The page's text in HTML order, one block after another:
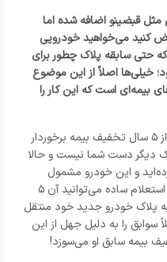
مثل قبضینو اضافه شده اما
کنید می‌خواهید خودرویی
حتی سابقه پلاک چطور برای
خیلی‌ها اصلاً از این موضوع
بیمه‌ای است که این کار را
فرض کنید شما پلاکی فعال داشتید که از ۵ سال تخفیف بیمه برخوردار
دیگر دست شما نیست و حالا
و این خودرو مشمول
تخفیف بیمه نیست در حالی که با یک استعلام ساده می‌توانید آن ۵
پلاک خودرو جدید خود منتقل
سوابق را به دلیل جهل از این
بیمه سابق او می‌سوزد!